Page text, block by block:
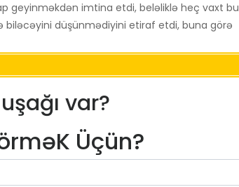
geyinməkdən imtina etdi, beləliklə heç vaxt bu
biləcəyini düşünmədiyini etiraf etdi, buna görə
var?
Üçün?